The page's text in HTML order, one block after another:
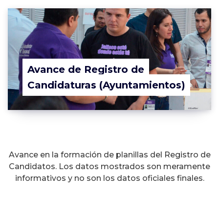
Avance de Registro de
Candidaturas (Ayuntamientos)
Avance en la formación de planillas del Registro de
Candidatos. Los datos mostrados son meramente
informativos y no son los datos oficiales finales.